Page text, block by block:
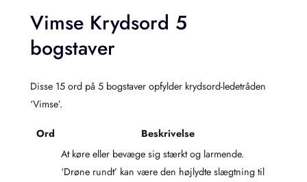
Vimse Krydsord 5
bogstaver
Disse 15 ord på 5 bogstaver opfylder krydsord-ledetråden
‘Vimse’.
Ord
Beskrivelse
At køre eller bevæge sig stærkt og larmende.
‘Drøne rundt’ kan være den højlydte slægtning til